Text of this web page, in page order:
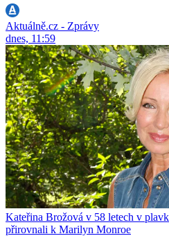
Aktuálně.cz - Zprávy
dnes, 11:59
Kateřina Brožová v 58 letech v
přirovnali k Marilyn Monroe